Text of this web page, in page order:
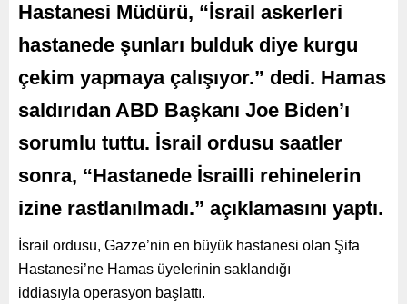
Hastanesi Müdürü, “İsrail askerleri
hastanede şunları bulduk diye kurgu
çekim yapmaya çalışıyor.” dedi. Hamas
saldırıdan ABD Başkanı Joe Biden’ı
sorumlu tuttu. İsrail ordusu saatler
sonra, “Hastanede İsrailli rehinelerin
izine rastlanılmadı.” açıklamasını yaptı.
İsrail ordusu, Gazze’nin en büyük hastanesi olan Şifa
Hastanesi’ne Hamas üyelerinin saklandığı
iddiasıyla operasyon başlattı.